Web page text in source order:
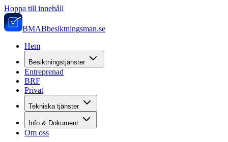
Hoppa till innehåll
BMABbesiktningsman.se
Hem
Besiktningstjänster
Entreprenad
BRF
Privat
Tekniska tjänster
Info & Dokument
Om oss